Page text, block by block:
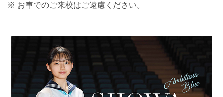
※ お車でのご来校はご遠慮ください。